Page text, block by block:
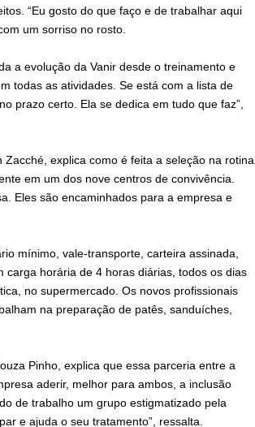
“Eu gosto do que faço e de trabalhar aqui
um sorriso no rosto.
a evolução da Vanir desde o treinamento e
todas as atividades. Se está com a lista de
prazo certo. Ela se dedica em tudo que faz”,
explica como é feita a seleção na rotina
em um dos nove centros de convivência.
Eles são encaminhados para a empresa e
mínimo, vale-transporte, carteira assinada,
horária de 4 horas diárias, todos os dias
no supermercado. Os novos profissionais
na preparação de patês, sanduíches,
Pinho, explica que essa parceria entre a
aderir, melhor para ambos, a inclusão
de trabalho um grupo estigmatizado pela
e ajuda o seu tratamento”, ressalta.